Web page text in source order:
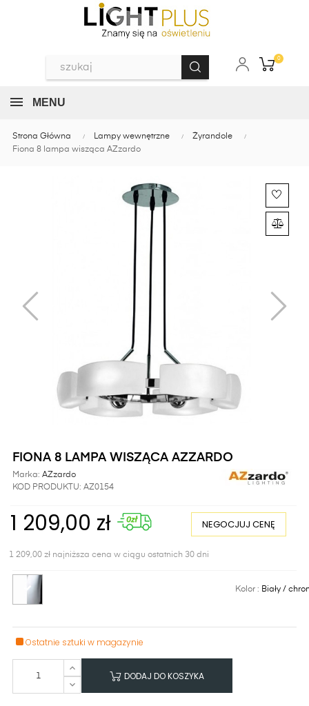
0
MENU
Strona Główna Lampy wewnętrzne
Żyrandole
Fiona 8 lampa wisząca AZzardo
FIONA 8 LAMPA WISZĄCA AZZARDO
Marka: AZzardo
KOD PRODUKTU: AZ0154
1 209,00 zł NEGOCJUJ CENĘ
1 209,00 zł najniższa cena w ciągu ostatnich 30 dni
Kolor : Biały /
Ostatnie sztuki w magazynie
DODAJ DO KOSZYKA